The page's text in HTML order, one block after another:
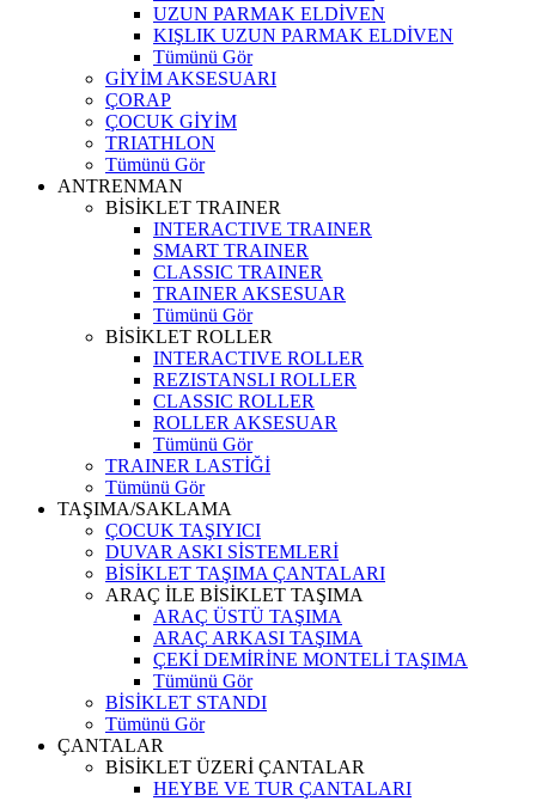
UZUN PARMAK ELDİVEN
KIŞLIK UZUN PARMAK ELDİVEN
Tümünü Gör
GİYİM AKSESUARI
ÇORAP
ÇOCUK GİYİM
TRIATHLON
Tümünü Gör
ANTRENMAN
BİSİKLET TRAINER
INTERACTIVE TRAINER
SMART TRAINER
CLASSIC TRAINER
TRAINER AKSESUAR
Tümünü Gör
BİSİKLET ROLLER
INTERACTIVE ROLLER
REZISTANSLI ROLLER
CLASSIC ROLLER
ROLLER AKSESUAR
Tümünü Gör
TRAINER LASTİĞİ
Tümünü Gör
TAŞIMA/SAKLAMA
ÇOCUK TAŞIYICI
DUVAR ASKI SİSTEMLERİ
BİSİKLET TAŞIMA ÇANTALARI
ARAÇ İLE BİSİKLET TAŞIMA
ARAÇ ÜSTÜ TAŞIMA
ARAÇ ARKASI TAŞIMA
ÇEKİ DEMİRİNE MONTELİ TAŞIMA
Tümünü Gör
BİSİKLET STANDI
Tümünü Gör
ÇANTALAR
BİSİKLET ÜZERİ ÇANTALAR
HEYBE VE TUR ÇANTALARI